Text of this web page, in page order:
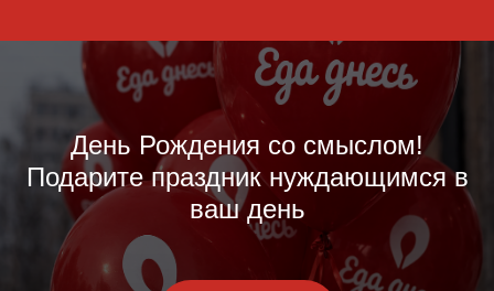
День Рождения со смыслом!
Подарите праздник нуждающимся в
ваш день